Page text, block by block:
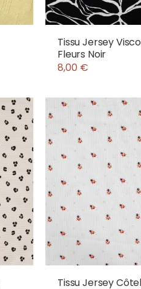
Tissu Jersey
Fleurs Noir
8,00 €
Tissu Jersey